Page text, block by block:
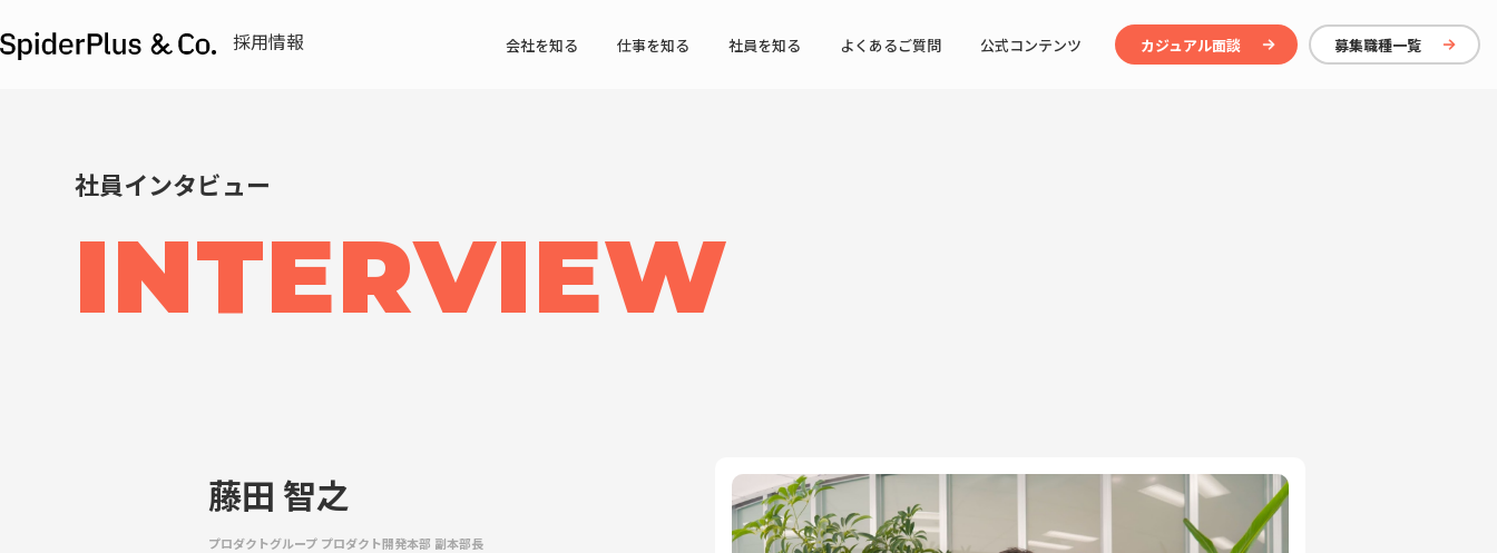
採用情報 会社を知る 仕事を知る 社員を知る よくあるご質問 公式コンテンツ カジュアル面談 募集職種一覧
社員インタビュー
INTERVIEW
藤田 智之
プロダクトグループ プロダクト開発本部 副本部長